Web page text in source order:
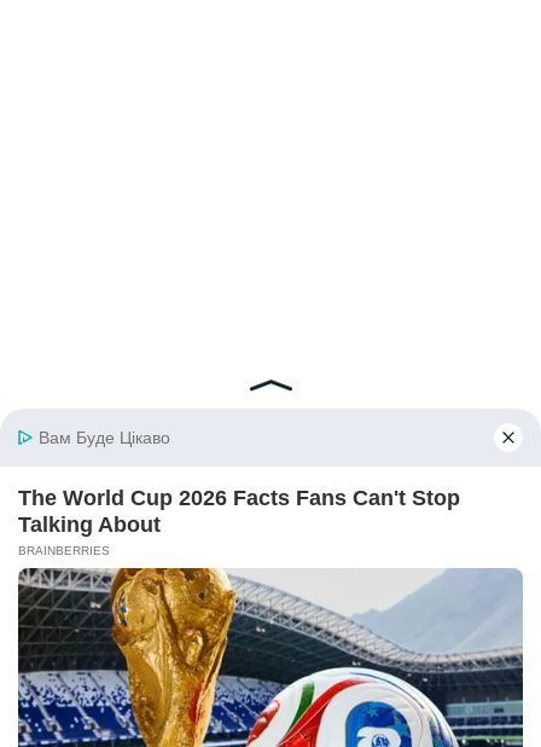
© 2026 iBilingua
Політика конфіденційності та умови користування
сайтом (Privacy Policy)